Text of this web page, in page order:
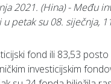
2021. (Hina) - Među
i u petak su 08.
fond ili 83,53
investicijskim